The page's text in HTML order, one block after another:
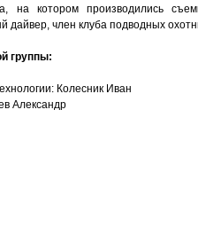
на котором производились
дайвер, член клуба подводных
группы:
Колесник Иван
Александр